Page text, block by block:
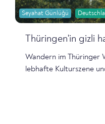
Seyahat Günlüğü
Thüringen'in gizli
Wandern im Thüringer
lebhafte Kulturszene